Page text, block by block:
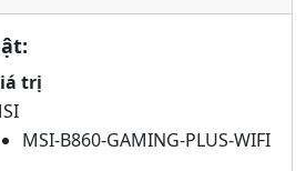
trị
MSI-B860-GAMING-PLUS-WIFI